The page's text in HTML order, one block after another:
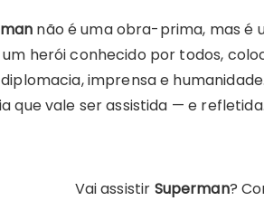
não é uma obra-prima, mas é
herói conhecido por todos,
imprensa e
que vale ser assistida — e
Vai assistir Superman?